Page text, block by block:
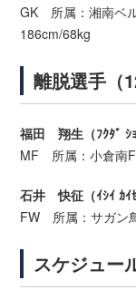
GK 所属：湘南ベ
186cm/68kg
離脱選手（
福田 翔生（ﾌｸﾀﾞ ｼ
MF 所属：小倉南
石井 快征（ｲｼｲ ｶｲ
FW 所属：サガン
スケジュー